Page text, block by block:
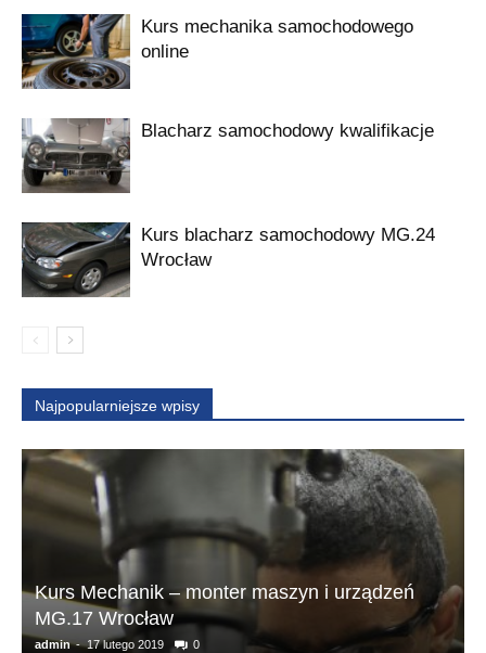
Kurs mechanika samochodowego
online
Blacharz samochodowy kwalifikacje
Kurs blacharz samochodowy MG.24
Wrocław
Najpopularniejsze wpisy
Kurs Mechanik – monter maszyn i urządzeń
MG.17 Wrocław
admin - 17 lutego 2019 0